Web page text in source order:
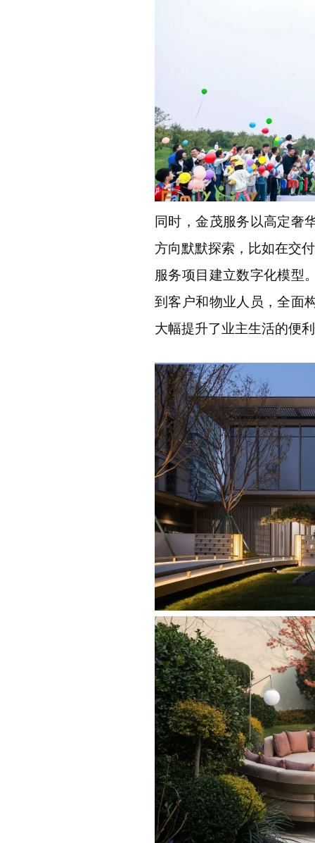
同时，金茂服务以高定奢
方向默默探索，比如在交
服务项目建立数字化模型
到客户和物业人员，全面
大幅提升了业主生活的便